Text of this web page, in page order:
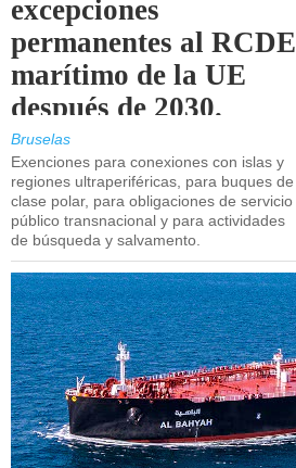
excepciones
permanentes al RCDE
marítimo de la UE
después de 2030.
Bruselas
Exenciones para conexiones con islas y
regiones ultraperiféricas, para buques de
clase polar, para obligaciones de servicio
público transnacional y para actividades
de búsqueda y salvamento.